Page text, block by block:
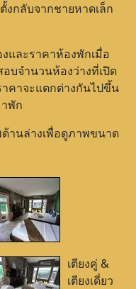
งกลับจากชายหาดเล็ก
และราคาห้องพักเมื่อ
บจํานวนห้องว่างที่เปิด
คาจะแตกต่างกันไปขึ้น
พัก
านล่างเพื่อดูภาพขนาด
เตียงคู่ &
เตียงเดี่ยว